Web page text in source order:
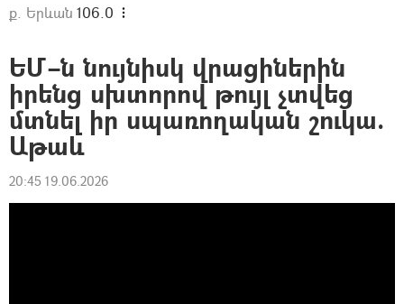
ք. Երևան 106.0
ԵՄ–ն նույնիսկ վրացիներին
իրենց սխտորով թույլ չտվեց
մտնել իր սպառողական շուկա.
Աթաև
20:45 19.06.2026